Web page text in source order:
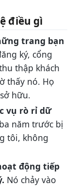
điều gì
trang bạn
ký, cổng
thập khách
thấy nó. Họ
hữu.
vụ rò rỉ dữ
năm trước bị
tôi, không
động tiếp
Nó chảy vào